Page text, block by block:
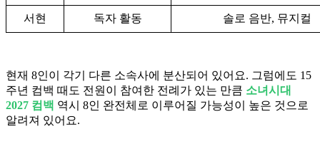
서현 독자 활동 솔로 음반, 뮤지컬
현재 8인이 각기 다른 소속사에 분산되어 있어요. 그럼에도 15
주년 컴백 때도 전원이 참여한 전례가 있는 만큼 소녀시대
2027 컴백 역시 8인 완전체로 이루어질 가능성이 높은 것으로
알려져 있어요.